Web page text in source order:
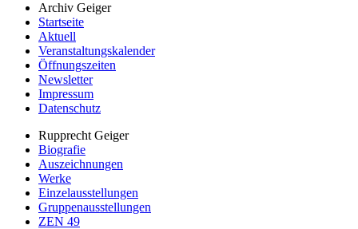
Archiv Geiger
Startseite
Aktuell
Veranstaltungskalender
Öffnungszeiten
Newsletter
Impressum
Datenschutz
Rupprecht Geiger
Biografie
Auszeichnungen
Werke
Einzelausstellungen
Gruppenausstellungen
ZEN 49